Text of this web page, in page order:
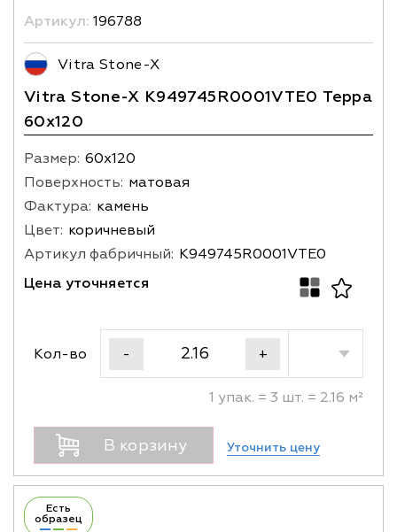
Артикул: 196788
Vitra Stone-X
Vitra Stone-X K949745R0001VTE0 Терра
60x120
Размер: 60х120
Поверхность: матовая
Фактура: камень
Цвет: коричневый
Артикул фабричный: K949745R0001VTE0
Цена уточняется
Кол-во - +
1 упак. = 3 шт. = 2.16 м²
В корзину Уточнить цену
Есть
образец